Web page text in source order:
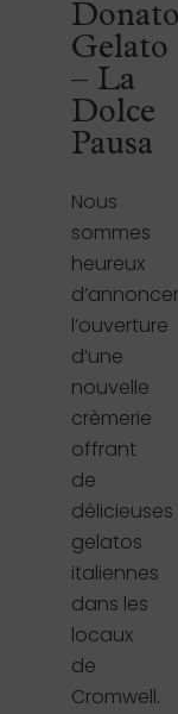
Donato
Gelato
– La
Dolce
Pausa
Nous
sommes
heureux
d’annoncer
l’ouverture
d’une
nouvelle
crèmerie
offrant
de
délicieuses
gelatos
italiennes
dans les
locaux
de
Cromwell.